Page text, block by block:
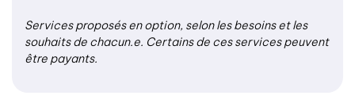
Services proposés en option, selon les besoins et les
souhaits de chacun.e. Certains de ces services peuvent
être payants.